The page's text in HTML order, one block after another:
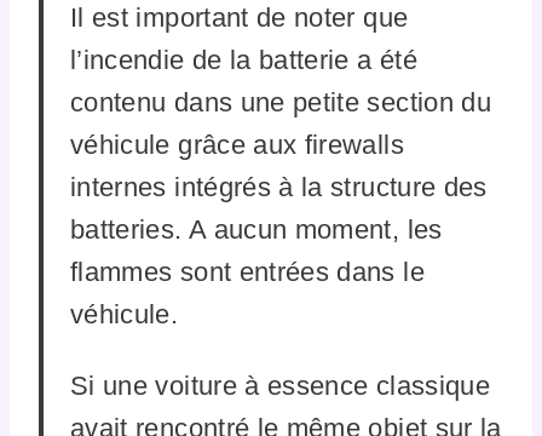
Il est important de noter que
l’incendie de la batterie a été
contenu dans une petite section du
véhicule grâce aux firewalls
internes intégrés à la structure des
batteries. A aucun moment, les
flammes sont entrées dans le
véhicule.
Si une voiture à essence classique
avait rencontré le même objet sur ​​la